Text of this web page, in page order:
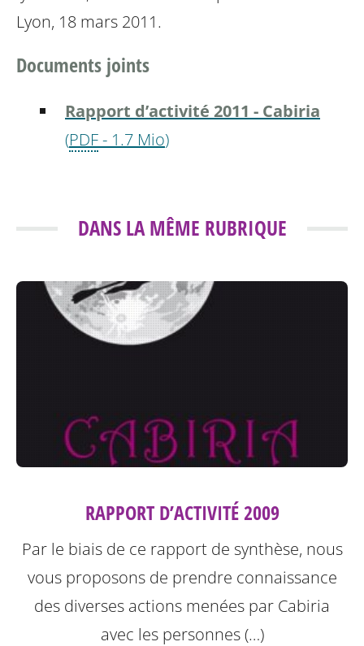
Lyon, 18 mars 2011.
Documents joints
Rapport d’activité 2011 - Cabiria
(PDF- 1.7 Mio)
DANS LA MÊME RUBRIQUE
RAPPORT D’ACTIVITÉ 2009
Par le biais de ce rapport de synthèse, nous
vous proposons de prendre connaissance
des diverses actions menées par Cabiria
avec les personnes (…)